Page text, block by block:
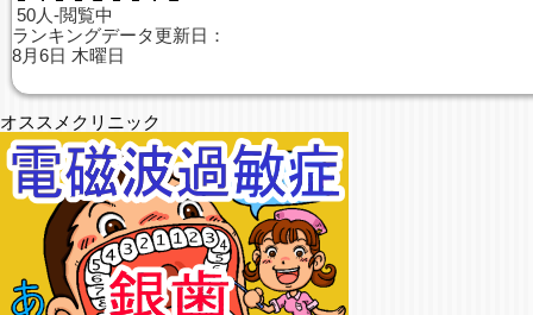
50人-閲覧中
ランキングデータ更新日：
8月6日 木曜日
オススメクリニック